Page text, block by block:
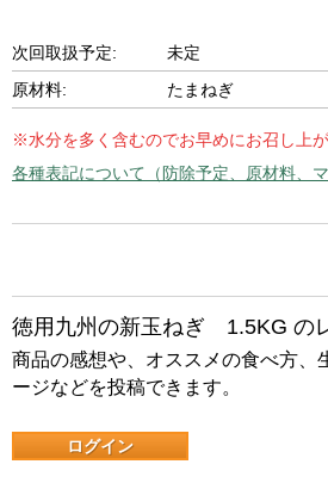
次回取扱予定:
未定
原材料:
たまねぎ
※水分を多く含むのでお早めにお召し上が
各種表記について（防除予定、原材料、マ
徳用九州の新玉ねぎ 1.5KG の
商品の感想や、オススメの食べ方、
ージなどを投稿できます。
ログイン